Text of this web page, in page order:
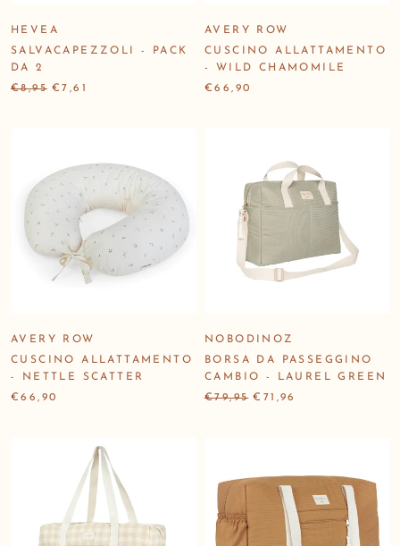
HEVEA
SALVACAPEZZOLI - PACK
DA 2
€8,95 €7,61
AVERY ROW
CUSCINO ALLATTAMENTO
- WILD CHAMOMILE
€66,90
AVERY ROW
CUSCINO ALLATTAMENTO
- NETTLE SCATTER
€66,90
NOBODINOZ
BORSA DA PASSEGGINO
CAMBIO - LAUREL GREEN
€79,95 €71,96